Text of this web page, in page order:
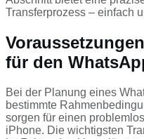
Transferprozess – einfach
für den
Bei der Planung eines
bestimmte
sorgen für einen
iPhone. Die wichtigsten